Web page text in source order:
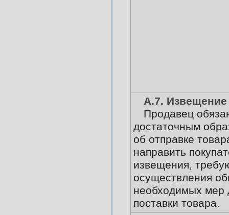
А.7.
Продавец
достаточным
об отправке
направить
извещения,
осуществления
необходимых мер
поставки товара.